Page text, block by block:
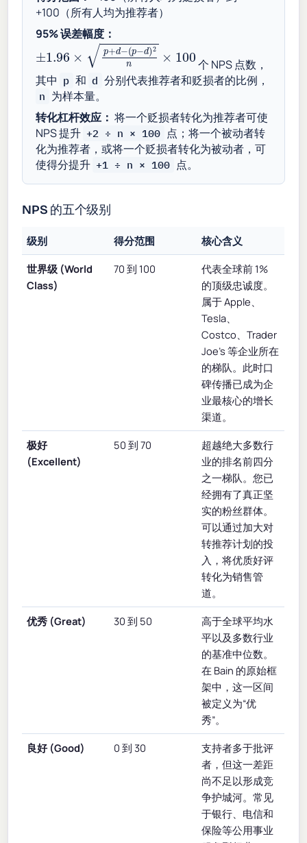
+100（所有人均为推荐者）
95% 误差幅度：
±1.96×p+d−(p−d)2n×
个 NPS 点数，
其中 p 和 d 分别代表推荐者和贬损者的比例，
n 为样本量。
转化杠杆效应： 将一个贬损者转化为推荐者可使
NPS 提升 +2 ÷ n × 100 点；将一个被动者转
化为推荐者，或将一个贬损者转化为被动者，可
使得分提升 +1 ÷ n × 100 点。
NPS 的五个级别
级别 得分范围 核心含义
世界级 (World
Class)
70 到 100
代表全球前 1%
的顶级忠诚度。
属于 Apple、
Tesla、
Costco、Trader
Joe's 等企业所在
的梯队。此时口
碑传播已成为企
业最核心的增长
渠道。
极好
(Excellent)
50 到 70
超越绝大多数行
业的排名前四分
之一梯队。您已
经拥有了真正坚
实的粉丝群体。
可以通过加大对
转推荐计划的投
入，将优质好评
转化为销售管
道。
优秀 (Great) 30 到 50
高于全球平均水
平以及多数行业
的基准中位数。
在 Bain 的原始框
架中，这一区间
被定义为“优
秀”。
良好 (Good) 0 到 30
支持者多于批评
者，但这一差距
尚不足以形成竞
争护城河。常见
于银行、电信和
保险等公用事业